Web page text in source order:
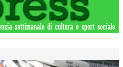
i piedi, si possono fare le